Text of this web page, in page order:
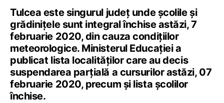
Tulcea este singurul județ unde școlile și
grădinițele sunt integral închise astăzi, 7
februarie 2020, din cauza condițiilor
meteorologice. Ministerul Educației a
publicat lista localităților care au decis
suspendarea parțială a cursurilor astăzi, 07
februarie 2020, precum și lista școlilor
închise.